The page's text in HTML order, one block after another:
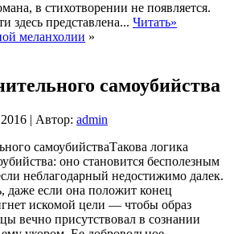
в стихотворении не появляется.
здесь представлена... Читать»
меланхолии »
самоубийства
| Автор: admin
Такова логика
оно становится бесполезным
неблагодарный недостижимо далек.
даже если она положит конец
искомой цели — чтобы образ
вечно присутствовал в сознании